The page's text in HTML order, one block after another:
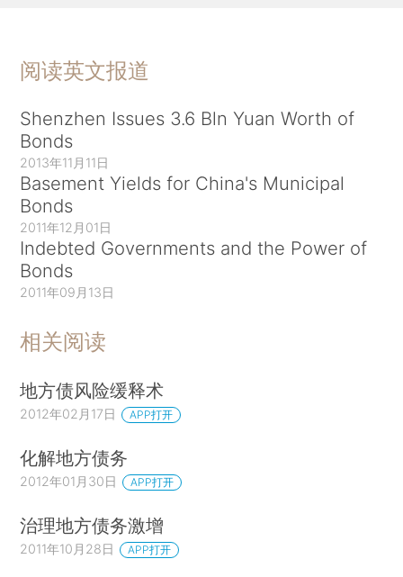
阅读英文报道
Shenzhen Issues 3.6 Bln Yuan Worth of
Bonds
2013年11月11日
Basement Yields for China's Municipal
Bonds
2011年12月01日
Indebted Governments and the Power of
Bonds
2011年09月13日
相关阅读
地方债风险缓释术
2012年02月17日 APP打开
化解地方债务
2012年01月30日 APP打开
治理地方债务激增
2011年10月28日 APP打开